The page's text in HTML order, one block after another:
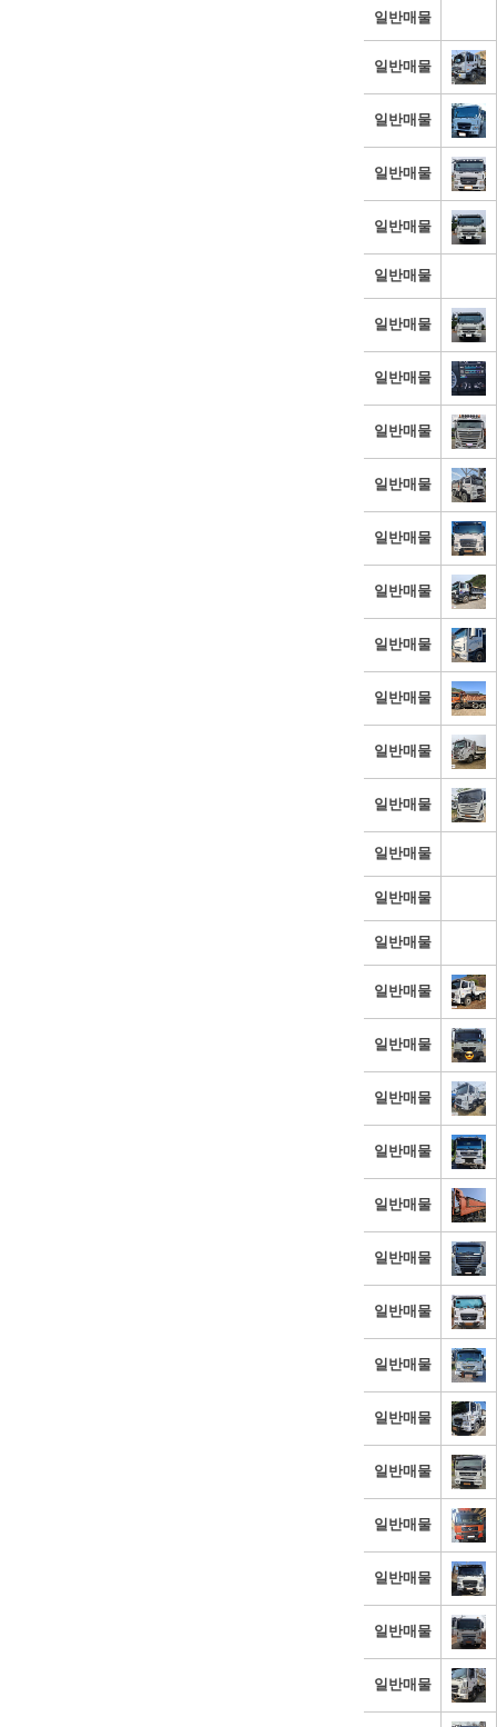
일반매물
일반매물
일반매물
일반매물
일반매물
일반매물
일반매물
일반매물
일반매물
일반매물
일반매물
일반매물
일반매물
일반매물
일반매물
일반매물
일반매물
일반매물
일반매물
일반매물
일반매물
일반매물
일반매물
일반매물
일반매물
일반매물
일반매물
일반매물
일반매물
일반매물
일반매물
일반매물
일반매물